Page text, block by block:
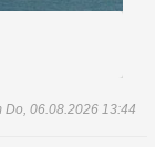
Do, 06.08.2026 13:44